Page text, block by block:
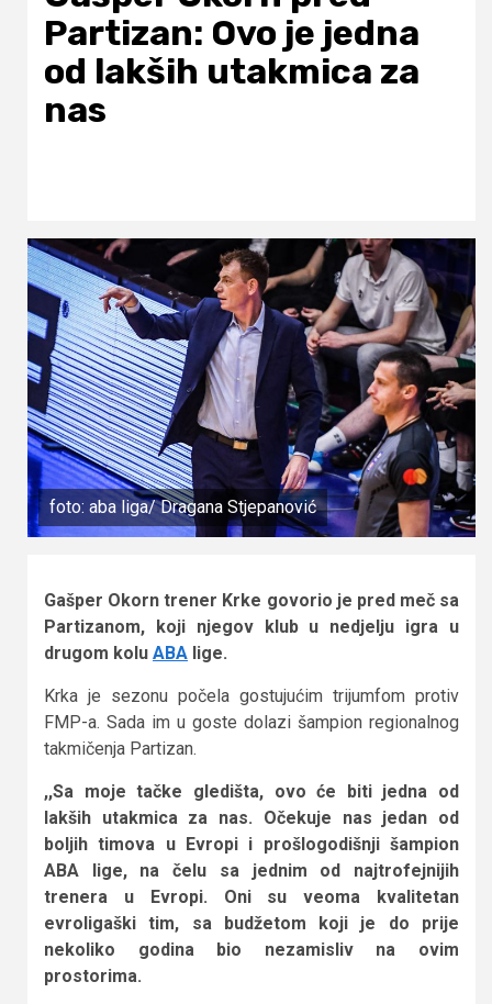
Partizan: Ovo je jedna
od lakših utakmica za
nas
foto: aba liga/ Dragana Stjepanović
Gašper Okorn trener Krke govorio je pred meč sa
Partizanom, koji njegov klub u nedjelju igra u
drugom kolu ABA lige.
Krka je sezonu počela gostujućim trijumfom protiv
FMP-a. Sada im u goste dolazi šampion regionalnog
takmičenja Partizan.
,,Sa moje tačke gledišta, ovo će biti jedna od
lakših utakmica za nas. Očekuje nas jedan od
boljih timova u Evropi i prošlogodišnji šampion
ABA lige, na čelu sa jednim od najtrofejnijih
trenera u Evropi. Oni su veoma kvalitetan
evroligaški tim, sa budžetom koji je do prije
nekoliko godina bio nezamisliv na ovim
prostorima.